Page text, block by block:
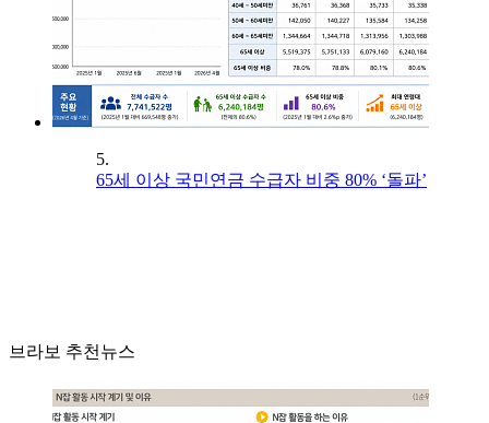
5.
65세 이상 국민연금 수급자 비중 80% ‘돌파’
브라보 추천뉴스